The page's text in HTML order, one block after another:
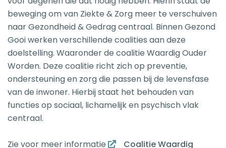
beweging om van Ziekte & Zorg meer te verschuiven
naar Gezondheid & Gedrag centraal. Binnen Gezond
Gooi werken verschillende coalities aan deze
doelstelling. Waaronder de coalitie Waardig Ouder
Worden. Deze coalitie richt zich op preventie,
ondersteuning en zorg die passen bij de levensfase
van de inwoner. Hierbij staat het behouden van
functies op sociaal, lichamelijk en psychisch vlak
centraal.
Zie voor meer informatie
Coalitie Waardig